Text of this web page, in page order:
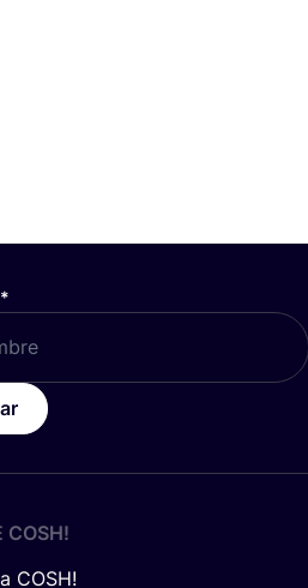
*
COSH!
COSH!